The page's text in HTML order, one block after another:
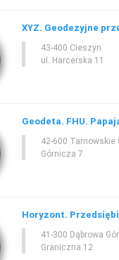
XYZ. Geodezyjne
43-400 Cieszyn
ul. Harcerska 11
Geodeta. FHU.
42-600 Tarnowskie
Górnicza 7
Horyzont.
41-300 Dąbrowa
Graniczna 12